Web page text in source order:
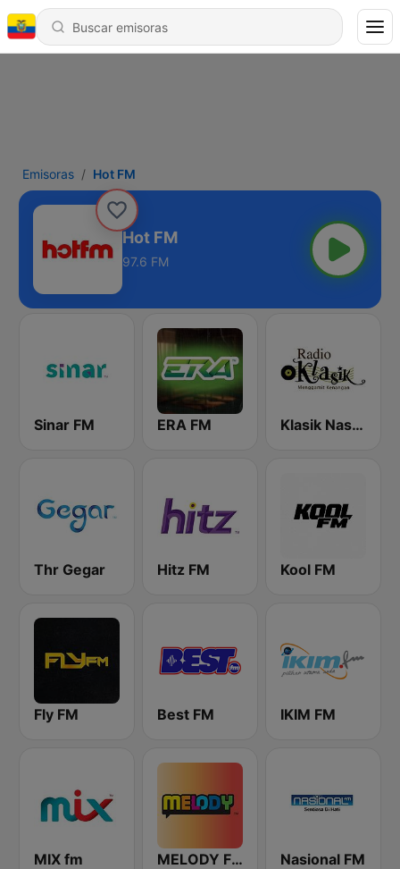
Emisoras Hot FM
Hot FM
97.6 FM
Sinar FM ERA FM Klasik Nasional FM
Thr Gegar Hitz FM Kool FM
Fly FM Best FM IKIM FM
MIX fm MELODY FM Nasional FM